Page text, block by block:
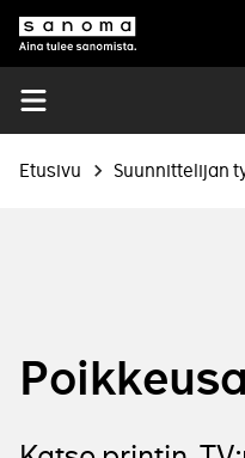
Sanoma
Open
menu
Murupolku
Etusivu Suunnittelijan